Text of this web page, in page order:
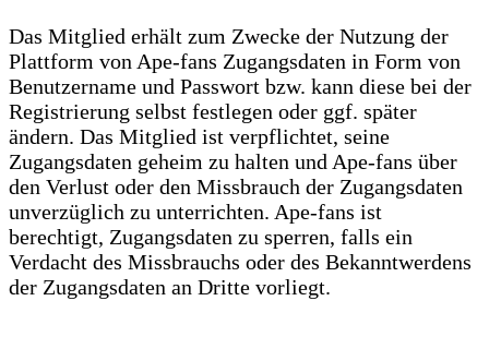
Das Mitglied erhält zum Zwecke der Nutzung der
Plattform von Ape-fans Zugangsdaten in Form von
Benutzername und Passwort bzw. kann diese bei der
Registrierung selbst festlegen oder ggf. später
ändern. Das Mitglied ist verpflichtet, seine
Zugangsdaten geheim zu halten und Ape-fans über
den Verlust oder den Missbrauch der Zugangsdaten
unverzüglich zu unterrichten. Ape-fans ist
berechtigt, Zugangsdaten zu sperren, falls ein
Verdacht des Missbrauchs oder des Bekanntwerdens
der Zugangsdaten an Dritte vorliegt.